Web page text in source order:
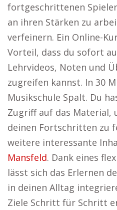
fortgeschrittenen
an ihren Stärken zu
verfeinern. Ein Online-
Vorteil, dass du sofort
Lehrvideos, Noten und
zugreifen kannst. In 30
Musikschule Spalt. Du
Zugriff auf das Material,
deinen Fortschritten zu
weitere interessante
Mansfeld. Dank eines
lässt sich das Erlernen
in deinen Alltag
Ziele Schritt für Schritt